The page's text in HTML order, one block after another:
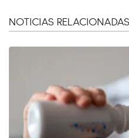
NOTICIAS RELACIONADAS